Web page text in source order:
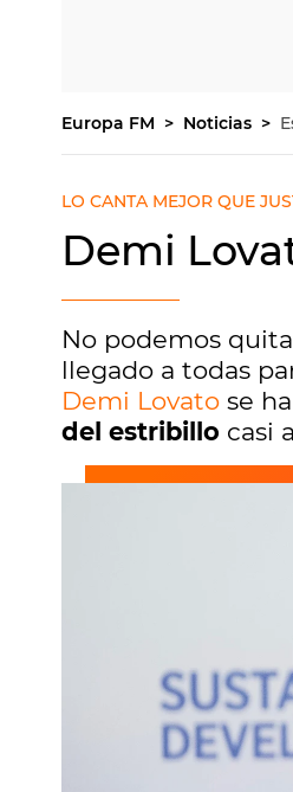
Europa FM Noticias
LO CANTA MEJOR QUE
Demi
No podemos
llegado a todas
Demi Lovato se
del estribillo casi